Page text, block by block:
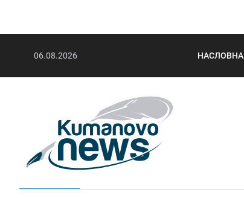
06.08.2026 НАСЛОВНА